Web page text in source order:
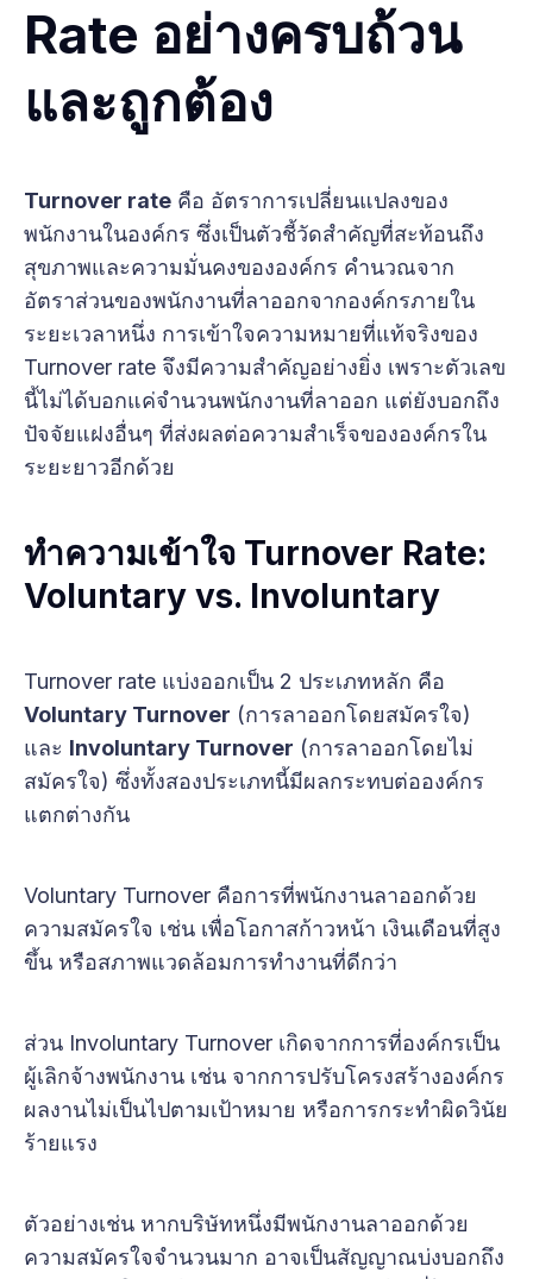
Rate อย่างครบถ้วน
และถูกต้อง
Turnover rate คือ อัตราการเปลี่ยนแปลงของ
พนักงานในองค์กร ซึ่งเป็นตัวชี้วัดสำคัญที่สะท้อนถึง
สุขภาพและความมั่นคงขององค์กร คำนวณจาก
อัตราส่วนของพนักงานที่ลาออกจากองค์กรภายใน
ระยะเวลาหนึ่ง การเข้าใจความหมายที่แท้จริงของ
Turnover rate จึงมีความสำคัญอย่างยิ่ง เพราะตัวเลข
นี้ไม่ได้บอกแค่จำนวนพนักงานที่ลาออก แต่ยังบอกถึง
ปัจจัยแฝงอื่นๆ ที่ส่งผลต่อความสำเร็จขององค์กรใน
ระยะยาวอีกด้วย
ทำความเข้าใจ Turnover Rate:
Voluntary vs. Involuntary
Turnover rate แบ่งออกเป็น 2 ประเภทหลัก คือ
Voluntary Turnover (การลาออกโดยสมัครใจ)
และ Involuntary Turnover (การลาออกโดยไม่
สมัครใจ) ซึ่งทั้งสองประเภทนี้มีผลกระทบต่อองค์กร
แตกต่างกัน
Voluntary Turnover คือการที่พนักงานลาออกด้วย
ความสมัครใจ เช่น เพื่อโอกาสก้าวหน้า เงินเดือนที่สูง
ขึ้น หรือสภาพแวดล้อมการทำงานที่ดีกว่า
ส่วน Involuntary Turnover เกิดจากการที่องค์กรเป็น
ผู้เลิกจ้างพนักงาน เช่น จากการปรับโครงสร้างองค์กร
ผลงานไม่เป็นไปตามเป้าหมาย หรือการกระทำผิดวินัย
ร้ายแรง
ตัวอย่างเช่น หากบริษัทหนึ่งมีพนักงานลาออกด้วย
ความสมัครใจจำนวนมาก อาจเป็นสัญญาณบ่งบอกถึง